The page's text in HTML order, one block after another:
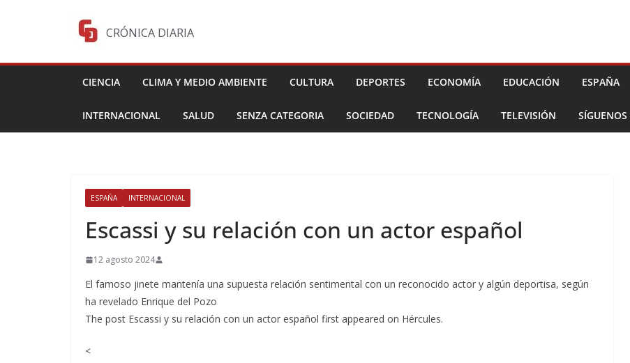
CRÓNICA DIARIA
CIENCIA CLIMA Y MEDIO AMBIENTE CULTURA DEPORTES ECONOMÍA EDUCACIÓN ESPAÑA
INTERNACIONAL SALUD SENZA CATEGORIA SOCIEDAD TECNOLOGÍA TELEVISIÓN
ESPAÑA INTERNACIONAL
Escassi y su relación con un actor español
12 agosto 2024
El famoso jinete mantenía una supuesta relación sentimental con un reconocido actor y algún deportisa, según
ha revelado Enrique del Pozo
The post Escassi y su relación con un actor español first appeared on Hércules.
<